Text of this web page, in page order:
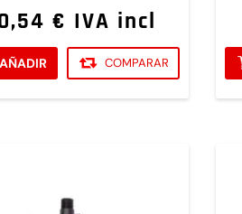
€ IVA incl
COMPARAR